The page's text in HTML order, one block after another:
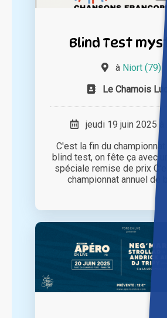
Blind Test
à Niort (79)
Le Chamois
jeudi 19 juin 2025 à
C'est la fin du championnat
blind test, on fête ça avec
spéciale remise de prix
championnat annuel de